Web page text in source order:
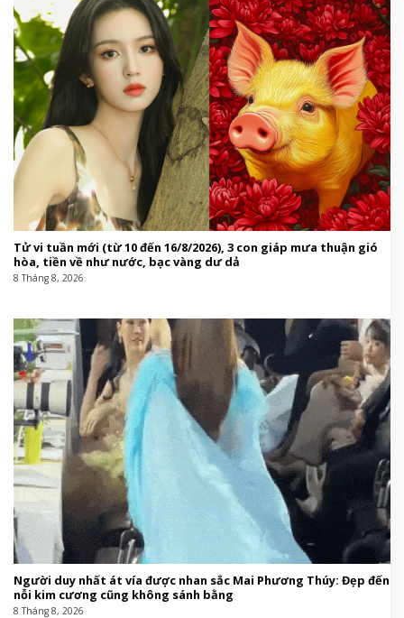
Tử vi tuần mới (từ 10 đến 16/8/2026), 3 con giáp mưa thuận gió
hòa, tiền về như nước, bạc vàng dư dả
8 Tháng 8, 2026
Người duy nhất át vía được nhan sắc Mai Phương Thúy: Đẹp đến
nỗi kim cương cũng không sánh bằng
8 Tháng 8, 2026